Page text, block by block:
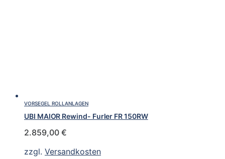
VORSEGEL ROLLANLAGEN
UBI MAIOR Rewind- Furler FR 150RW
2.859,00 €
zzgl. Versandkosten